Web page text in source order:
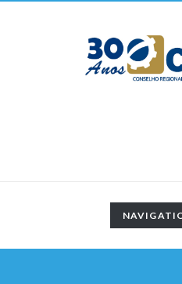
TOGGLE